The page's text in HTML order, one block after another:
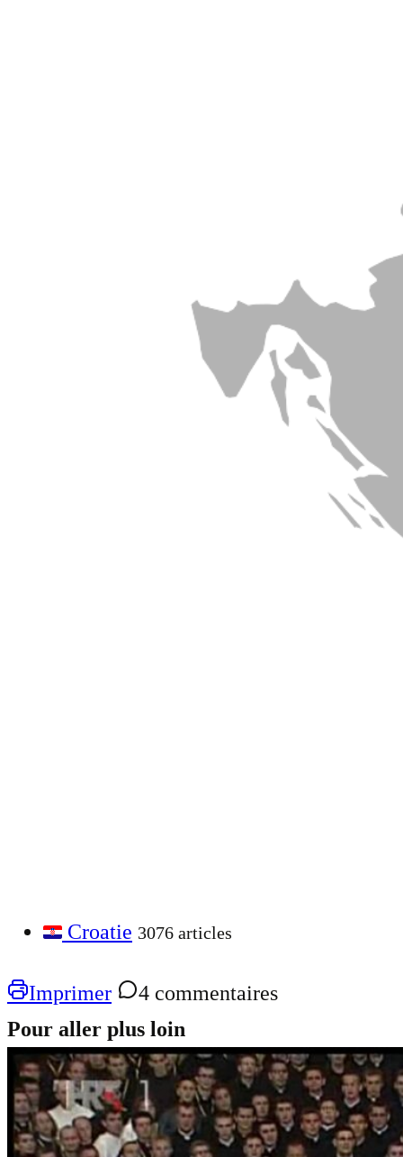
Croatie 3076 articles
Imprimer
4 commentaires
Pour aller plus loin